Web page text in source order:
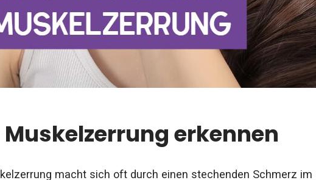
Muskelzerrung erkennen
macht sich oft durch einen stechenden Schmerz